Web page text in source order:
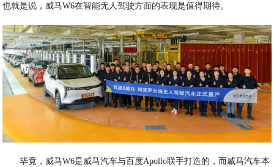
也就是说，威马W6在智能无人驾驶方面的表现是值得期待。
毕竟，威马W6是威马汽车与百度Apollo联手打造的，而威马汽车本